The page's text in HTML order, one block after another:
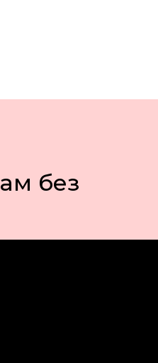
без